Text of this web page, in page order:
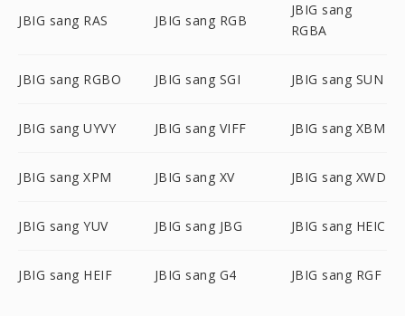
JBIG sang RAS JBIG sang RGB
JBIG sang
RGBA
JBIG sang RGBO JBIG sang SGI JBIG sang SUN
JBIG sang UYVY JBIG sang VIFF JBIG sang XBM
JBIG sang XPM JBIG sang XV JBIG sang XWD
JBIG sang YUV JBIG sang JBG JBIG sang HEIC
JBIG sang HEIF JBIG sang G4 JBIG sang RGF